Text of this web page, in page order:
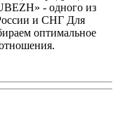
- одного из
и СНГ Для
оптимальное